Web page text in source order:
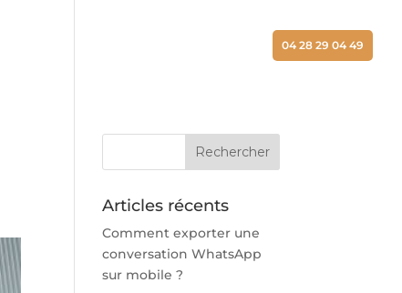
04 28 29 04 49
Articles récents
Comment exporter une
conversation WhatsApp
sur mobile ?